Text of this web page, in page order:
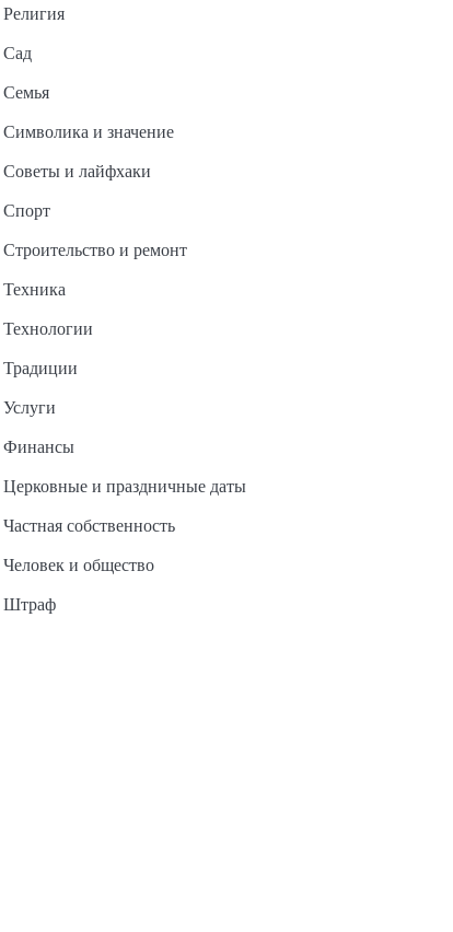
Религия
Сад
Семья
Символика и значение
Советы и лайфхаки
Спорт
Строительство и ремонт
Техника
Технологии
Традиции
Услуги
Финансы
Церковные и праздничные даты
Частная собственность
Человек и общество
Штраф